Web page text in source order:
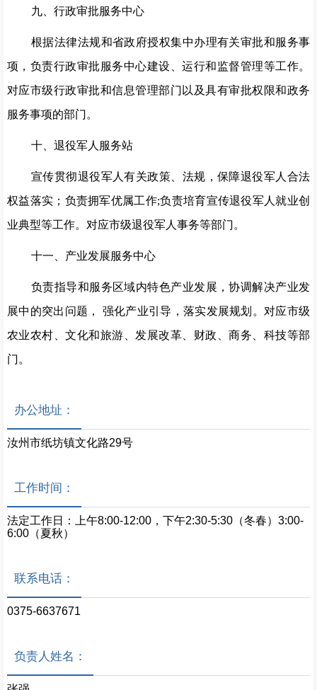
九、行政审批服务中心
根据法律法规和省政府授权集中办理有关审批和服务事
项，负责行政审批服务中心建设、运行和监督管理等工作。
对应市级行政审批和信息管理部门以及具有审批权限和政务
服务事项的部门。
十、退役军人服务站
宣传贯彻退役军人有关政策、法规，保障退役军人合法
权益落实；负责拥军优属工作;负责培育宣传退役军人就业创
业典型等工作。对应市级退役军人事务等部门。
十一、产业发展服务中心
负责指导和服务区域内特色产业发展，协调解决产业发
展中的突出问题，
强化产业引导，落实发展规划。对应市级
农业农村、文化和旅游、发展改革、财政、商务、科技等部
门。
办公地址：
汝州市纸坊镇文化路29号
工作时间：
法定工作日：上午8:00-12:00，下午2:30-5:30（冬春）3:00-
6:00（夏秋）
联系电话：
0375-6637671
负责人姓名：